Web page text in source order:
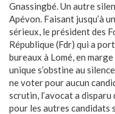
Gnassingbé. Un autre
Apévon. Faisant jusqu’à
sérieux, le président des
République (Fdr) qui a
bureaux à Lomé, en
unique s’obstine au
ne voter pour aucun
scrutin, l’avocat a
pour les autres candidats